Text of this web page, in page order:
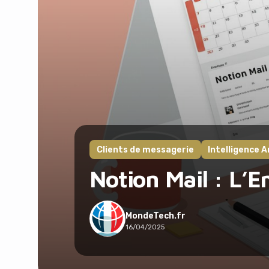
Clients de messagerie Intelligence
Notion Mail :
MondeTech.fr
16/04/2025